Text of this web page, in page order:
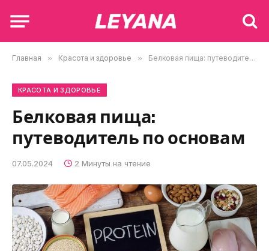
Главная » Красота и здоровье » Белковая пища: путеводитель по основам
КРАСОТА И ЗДОРОВЬЕ
Белковая пища:
путеводитель по основам
07.05.2024 2 Минуты на чтение